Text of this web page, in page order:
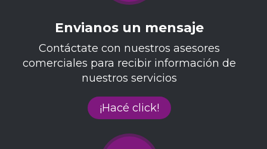
Envianos un mensaje
Contáctate con nuestros asesores
comerciales para recibir información de
nuestros servicios
¡Hacé click!